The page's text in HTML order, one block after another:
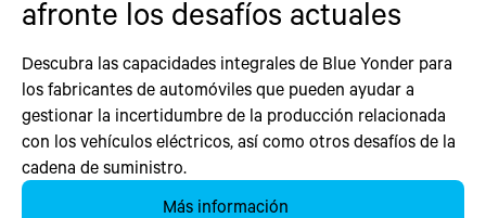
afronte los desafíos actuales
Descubra las capacidades integrales de Blue Yonder para
los fabricantes de automóviles que pueden ayudar a
gestionar la incertidumbre de la producción relacionada
con los vehículos eléctricos, así como otros desafíos de la
cadena de suministro.
Más información